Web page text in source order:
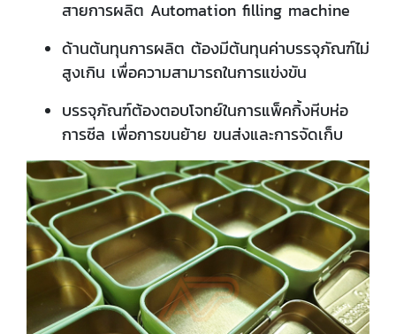
สายการผลิต Automation filling machine
ด้านต้นทุนการผลิต ต้องมีต้นทุนค่าบรรจุภัณฑ์ไม่
สูงเกิน เพื่อความสามารถในการแข่งขัน
บรรจุภัณฑ์ต้องตอบโจทย์ในการแพ็คกิ้งหีบห่อ
การซีล เพื่อการขนย้าย ขนส่งและการจัดเก็บ